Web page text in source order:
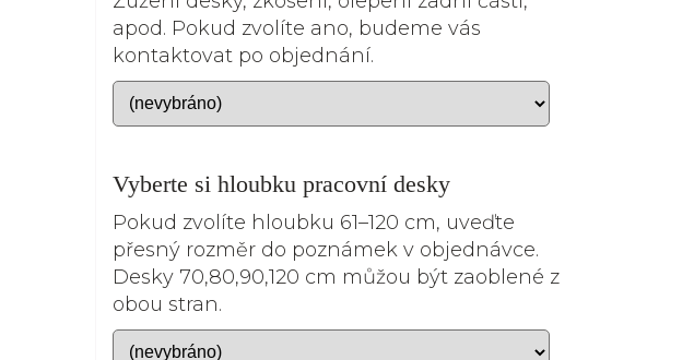
apod. Pokud zvolíte ano, budeme vás
kontaktovat po objednání.
Vyberte si hloubku pracovní desky
Pokud zvolíte hloubku 61–120 cm, uveďte
přesný rozměr do poznámek v objednávce.
Desky 70,80,90,120 cm můžou být zaoblené z
obou stran.